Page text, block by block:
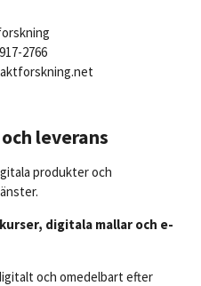
2766
leverans
produkter och
digitala mallar och e-
och omedelbart efter